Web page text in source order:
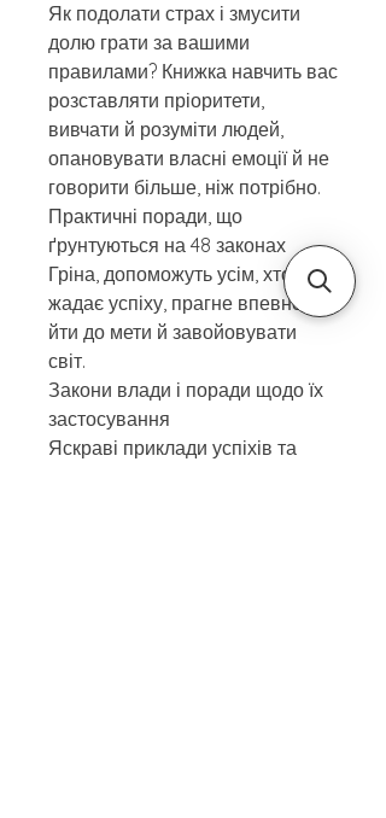
Як подолати страх і змусити
долю грати за вашими
правилами? Книжка навчить вас
розставляти пріоритети,
вивчати й розуміти людей,
опановувати власні емоції й не
говорити більше, ніж потрібно.
Практичні поради, що
ґрунтуються на 48 законах
Гріна, допоможуть усім, хто
жадає успіху, прагне впевнено
йти до мети й завойовувати
світ.
Закони влади і поради щодо їх
застосування
Яскраві приклади успіхів та